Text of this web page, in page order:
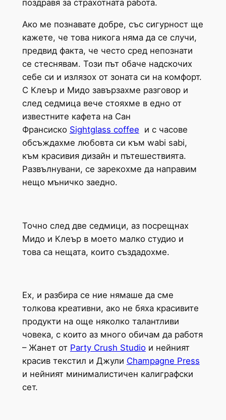
поздравя за страхотната работа.
Ако ме познавате добре, със сигурност ще
кажете, че това никога няма да се случи,
предвид факта, че често сред непознати
се стеснявам. Този път обаче надскочих
себе си и излязох от зоната си на комфорт.
С Клеър и Мидо завързахме разговор и
след седмица вече стояхме в едно от
известните кафета на Сан
Франсиско Sightglass coffee и с часове
обсъждахме любовта си към wabi sabi,
към красивия дизайн и пътешествията.
Развълнувани, се зарекохме да направим
нещо мъничко заедно.
Точно след две седмици, аз посрещнах
Мидо и Клеър в моето малко студио и
това са нещата, които създадохме.
Ех, и разбира се ние нямаше да сме
толкова креативни, ако не бяха красивите
продукти на още няколко талантливи
човека, с които аз много обичам да работя
– Жанет от Party Crush Studioи нейният
красив текстил и Джули Champagne Press
и нейният минималистичен калиграфски
сет.